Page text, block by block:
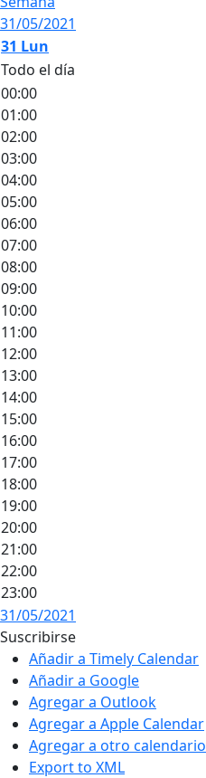
31/05/2021
31 Lun
Todo el día
00:00
01:00
02:00
03:00
04:00
05:00
06:00
07:00
08:00
09:00
10:00
11:00
12:00
13:00
14:00
15:00
16:00
17:00
18:00
19:00
20:00
21:00
22:00
23:00
31/05/2021
Suscribirse
Añadir a Timely Calendar
Añadir a Google
Agregar a Outlook
Agregar a Apple Calendar
Agregar a otro calendario
Export to XML